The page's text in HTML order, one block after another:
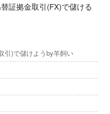
証拠金取引(FX)で儲ける
引)で儲けようby羊飼い